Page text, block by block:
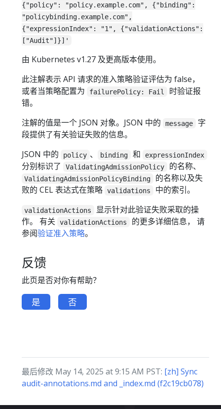
{"policy": "policy.example.com", {"binding":
"policybinding.example.com",
{"expressionIndex": "1", {"validationActions":
["Audit"]}]'
由 Kubernetes v1.27 及更高版本使用。
此注解表示 API 请求的准入策略验证评估为 false，
或者当策略配置为
failurePolicy: Fail
时验证报
错。
注解的值是一个 JSON 对象。JSON 中的
message
字
段提供了有关验证失败的信息。
JSON 中的
policy 、 binding 和 expressionIndex
分别标识了 ValidatingAdmissionPolicy 的名称、
ValidatingAdmissionPolicyBinding
的名称以及失
败的 CEL 表达式在策略 validations 中的索引。
validationActions
显示针对此验证失败采取的操
作。 有关
validationActions
的更多详细信息， 请
参阅验证准入策略。
反馈
此页是否对你有帮助？
是 否
最后修改 May 14, 2025 at 9:15 AM PST: [zh] Sync
audit-annotations.md and _index.md (f2c19cb078)